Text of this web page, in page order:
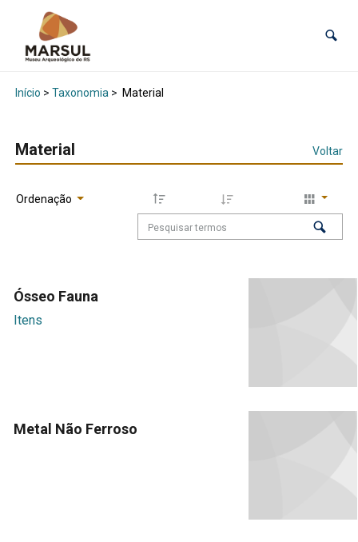
Início > Taxonomia > Material
Material Voltar
Ordenação
Ósseo Fauna
Itens
Metal Não Ferroso